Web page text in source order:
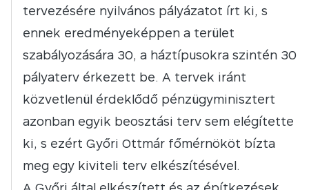
tervezésére nyilvános pályázatot írt ki, s
ennek eredményeképpen a terület
szabályozására 30, a háztípusokra szintén 30
pályaterv érkezett be. A tervek iránt
közvetlenül érdeklődő pénzügyminisztert
azonban egyik beosztási terv sem elégítette
ki, s ezért Győri Ottmár főmérnököt bízta
meg egy kiviteli terv elkészítésével.